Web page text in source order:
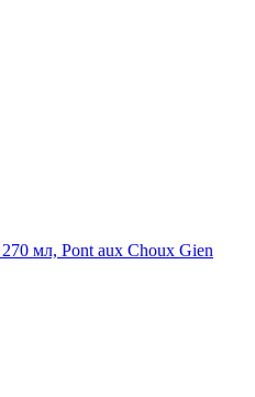
мл, Pont aux Choux Gien